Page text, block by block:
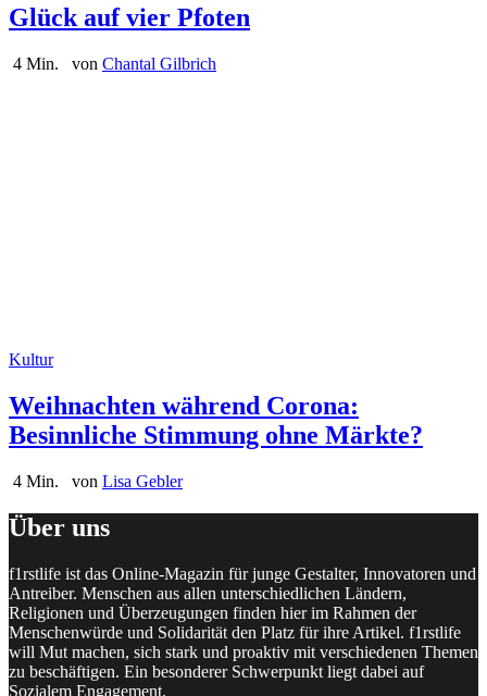
Glück auf vier Pfoten
4 Min. von Chantal Gilbrich
Kultur
Weihnachten während Corona:
Besinnliche Stimmung ohne Märkte?
4 Min. von Lisa Gebler
Über uns
f1rstlife ist das Online-Magazin für junge Gestalter, Innovatoren und
Antreiber. Menschen aus allen unterschiedlichen Ländern,
Religionen und Überzeugungen finden hier im Rahmen der
Menschenwürde und Solidarität den Platz für ihre Artikel. f1rstlife
will Mut machen, sich stark und proaktiv mit verschiedenen Themen
zu beschäftigen. Ein besonderer Schwerpunkt liegt dabei auf
Sozialem Engagement.